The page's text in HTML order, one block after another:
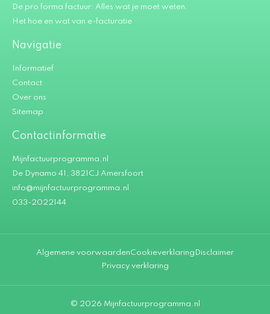
De pro forma factuur: Alles wat je moet weten.
Het hoe en wat van e-facturatie
Navigatie
Informatief
Contact
Over ons
Sitemap
Contactinformatie
Mijnfactuurprogramma.nl
De Dynamo 41, 3821CJ Amersfoort
info@mijnfactuurprogramma.nl
033-2022144
Algemene voorwaardenCookieverklaring Disclaimer
Privacy verklaring
© 2026 Mijnfactuurprogramma.nl